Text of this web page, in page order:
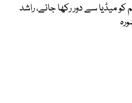
کو میڈیا سے دور رکھا جائے، راشد